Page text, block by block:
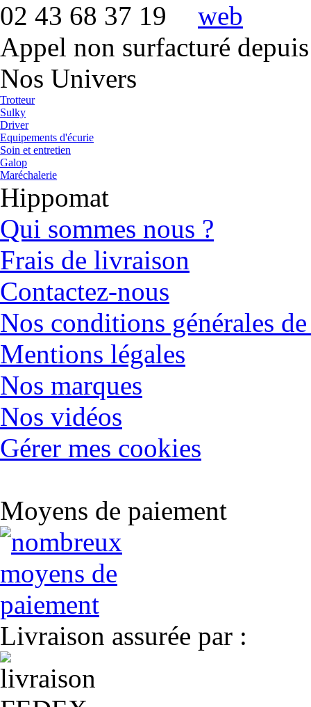
02 43 68 37 19
Appel non surfacturé
Nos Univers
Trotteur
Sulky
Driver
Equipements d'écurie
Soin et entretien
Galop
Maréchalerie
Hippomat
Qui sommes nous ?
Frais de livraison
Contactez-nous
Nos conditions générales
Mentions légales
Nos marques
Nos vidéos
Gérer mes cookies
Moyens de paiement
Livraison assurée par :